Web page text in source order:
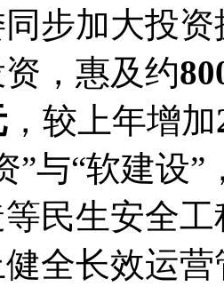
步加大投
，惠及约
，较上年增加
”与“软建设
民生安全
全长效运